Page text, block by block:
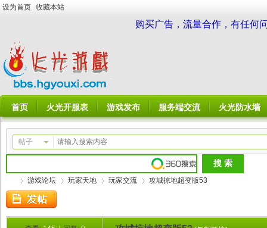
设为首页 收藏本站
购买广告，流量合作，有任何
首页 火光开服表 游戏发布 服务端交流 火光防水墙
帖子
游戏论坛 玩家天地 玩家交流 攻城掠地超变版53